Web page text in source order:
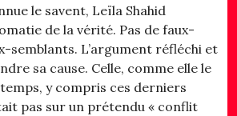
le savent, Leïla Shahid
de la vérité. Pas de faux-
semblants. L’argument réfléchi et
sa cause. Celle, comme elle le
y compris ces derniers
pas sur un prétendu « conflit